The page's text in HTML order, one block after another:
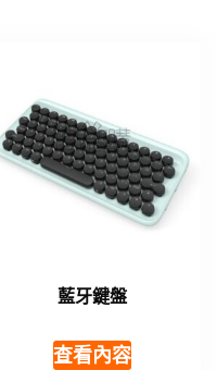
藍牙鍵盤
查看內容